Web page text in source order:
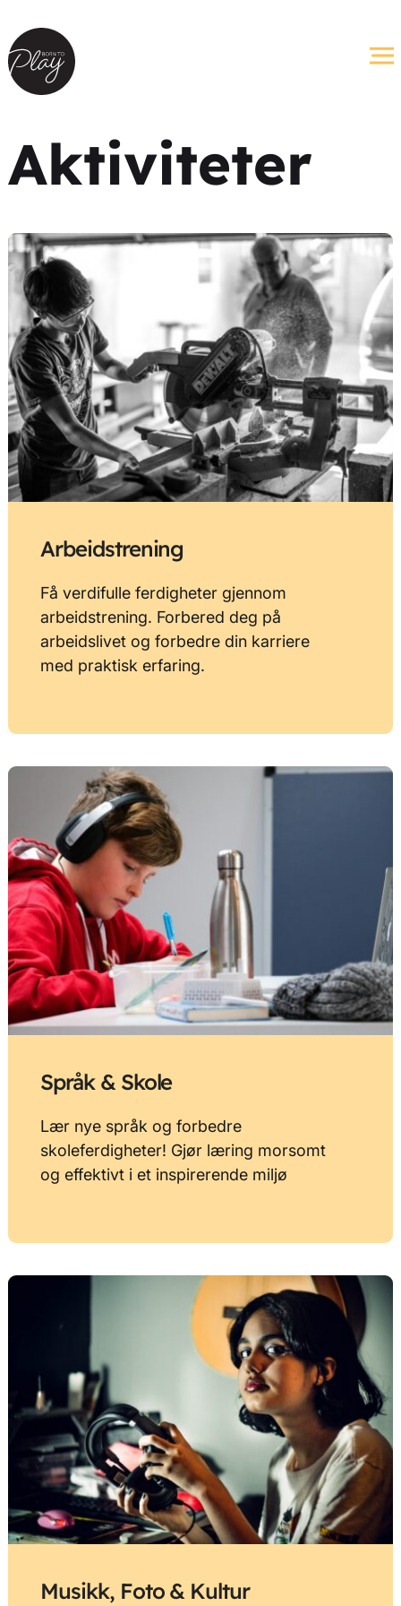
Aktiviteter
Arbeidstrening
Få verdifulle ferdigheter gjennom
arbeidstrening. Forbered deg på
arbeidslivet og forbedre din karriere
med praktisk erfaring.
Språk & Skole
Lær nye språk og forbedre
skoleferdigheter! Gjør læring morsomt
og effektivt i et inspirerende miljø
Musikk, Foto & Kultur